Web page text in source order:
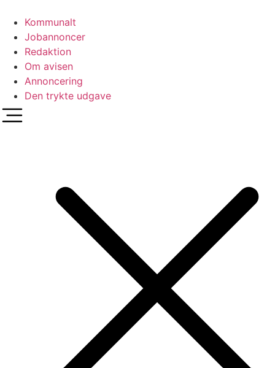
indhold
Kommunalt
Jobannoncer
Redaktion
Om avisen
Annoncering
Den trykte udgave